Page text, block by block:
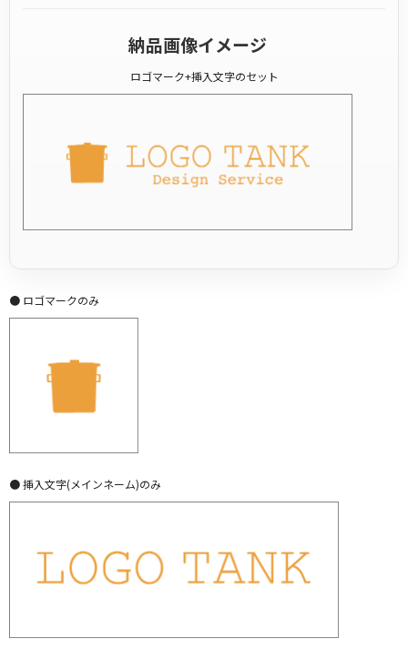
納品画像イメージ
ロゴマーク+挿入文字のセット
● ロゴマークのみ
● 挿入文字(メインネーム)のみ